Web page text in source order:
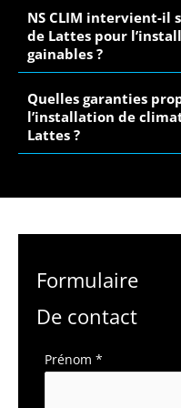
NS CLIM intervient-il
de Lattes pour
gainables ?
Quelles garanties
l’installation de
Lattes ?
Formulaire
De contact
Formulaire
Prénom *